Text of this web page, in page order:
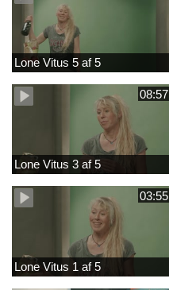
Lone Vitus 5 af 5
08:57
Lone Vitus 3 af 5
03:55
Lone Vitus 1 af 5